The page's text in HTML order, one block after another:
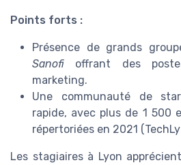
Points forts :
Présence de grands
Sanofi offrant des
marketing.
Une communauté de
rapide, avec plus de 1 500
répertoriées en 2021
Les stagiaires à Lyon